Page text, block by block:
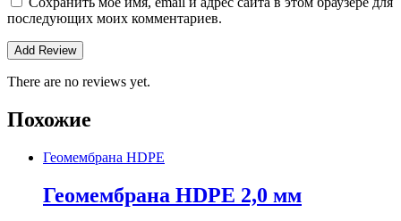
последующих моих комментариев.
There are no reviews yet.
Похожие
Геомембрана HDPE
Геомембрана HDPE 2,0 мм